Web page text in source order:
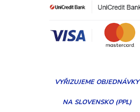
VYŘIZUJEMEOBJEDNÁVKY
NA SLOVENSKO (PPL)